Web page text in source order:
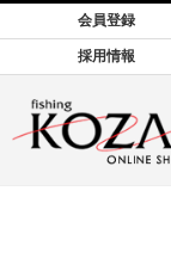
会員登録
採用情報